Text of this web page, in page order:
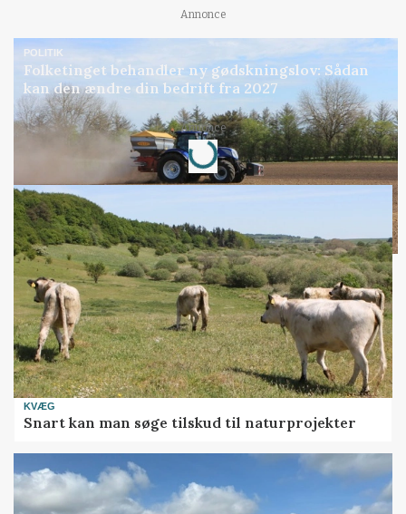
Annonce
POLITIK
Folketinget behandler ny gødskningslov: Sådan
kan den ændre din bedrift fra 2027
Annonce
Loading...
KVÆG
Snart kan man søge tilskud til naturprojekter